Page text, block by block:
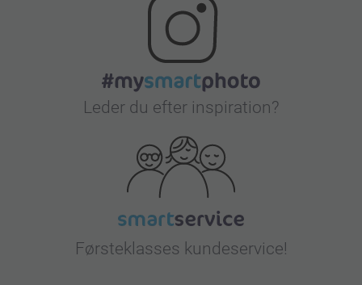
Leder du efter inspiration?
Førsteklasses kundeservice!